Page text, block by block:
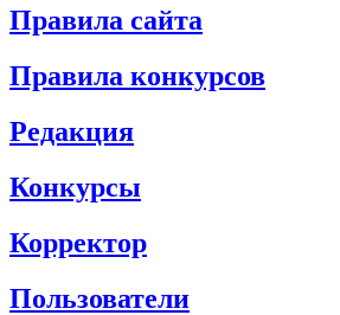
Правила сайта
Правила конкурсов
Редакция
Конкурсы
Корректор
Пользователи